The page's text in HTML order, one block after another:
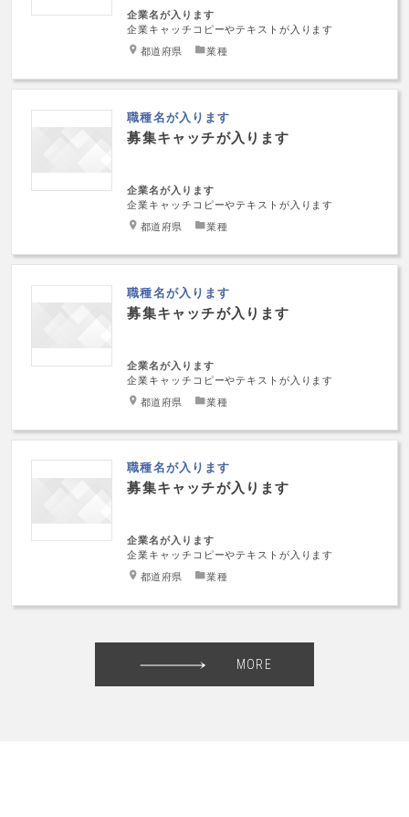
企業名が入ります
企業キャッチコピーやテキストが入ります
都道府県 業種
職種名が入ります
募集キャッチが入ります
企業名が入ります
企業キャッチコピーやテキストが入ります
都道府県 業種
職種名が入ります
募集キャッチが入ります
企業名が入ります
企業キャッチコピーやテキストが入ります
都道府県 業種
職種名が入ります
募集キャッチが入ります
企業名が入ります
企業キャッチコピーやテキストが入ります
都道府県 業種
MORE